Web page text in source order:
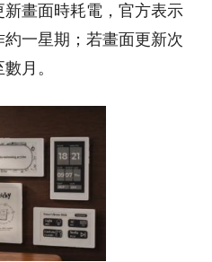
畫面時耗電，官方表示
一星期；若畫面更新次
月。